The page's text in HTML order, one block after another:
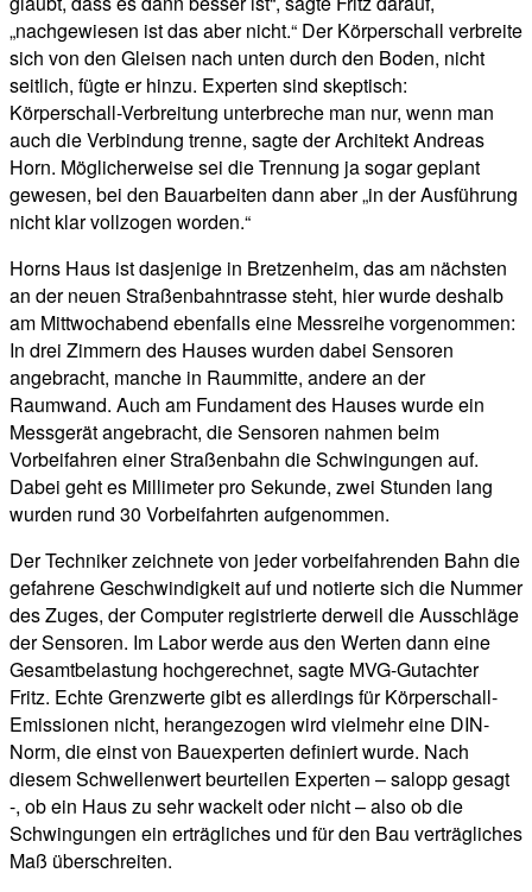
„nachgewiesen ist das aber nicht.“ Der Körperschall verbreite
sich von den Gleisen nach unten durch den Boden, nicht
seitlich, fügte er hinzu. Experten sind skeptisch:
Körperschall-Verbreitung unterbreche man nur, wenn man
auch die Verbindung trenne, sagte der Architekt Andreas
Horn. Möglicherweise sei die Trennung ja sogar geplant
gewesen, bei den Bauarbeiten dann aber „in der Ausführung
nicht klar vollzogen worden.“
Horns Haus ist dasjenige in Bretzenheim, das am nächsten
an der neuen Straßenbahntrasse steht, hier wurde deshalb
am Mittwochabend ebenfalls eine Messreihe vorgenommen:
In drei Zimmern des Hauses wurden dabei Sensoren
angebracht, manche in Raummitte, andere an der
Raumwand. Auch am Fundament des Hauses wurde ein
Messgerät angebracht, die Sensoren nahmen beim
Vorbeifahren einer Straßenbahn die Schwingungen auf.
Dabei geht es Millimeter pro Sekunde, zwei Stunden lang
wurden rund 30 Vorbeifahrten aufgenommen.
Der Techniker zeichnete von jeder vorbeifahrenden Bahn die
gefahrene Geschwindigkeit auf und notierte sich die Nummer
des Zuges, der Computer registrierte derweil die Ausschläge
der Sensoren. Im Labor werde aus den Werten dann eine
Gesamtbelastung hochgerechnet, sagte MVG-Gutachter
Fritz. Echte Grenzwerte gibt es allerdings für Körperschall-
Emissionen nicht, herangezogen wird vielmehr eine DIN-
Norm, die einst von Bauexperten definiert wurde. Nach
diesem Schwellenwert beurteilen Experten – salopp gesagt
-, ob ein Haus zu sehr wackelt oder nicht – also ob die
Schwingungen ein erträgliches und für den Bau verträgliches
Maß überschreiten.